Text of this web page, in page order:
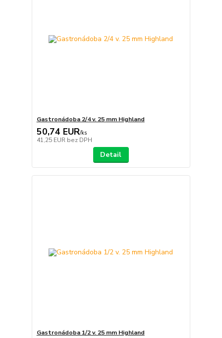
Gastronádoba 2/4 v. 25 mm Highland
50,74 EUR/ks
41,25 EUR bez DPH
Detail
Gastronádoba 1/2 v. 25 mm Highland